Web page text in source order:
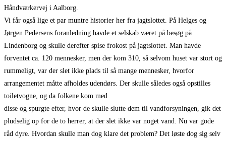
Håndværkervej i Aalborg.
Vi får også lige et par muntre historier her fra jagtslottet. På Helges og
Jørgen Pedersens foranledning havde et selskab været på besøg på
Lindenborg og skulle derefter spise frokost på jagtslottet. Man havde
forventet ca. 120 mennesker, men der kom 310, så selvom huset var stort og
rummeligt, var der slet ikke plads til så mange mennesker, hvorfor
arrangementet måtte afholdes udendørs. Der skulle således også opstilles
toiletvogne, og da folkene kom med
disse og spurgte efter, hvor de skulle slutte dem til vandforsyningen, gik det
pludselig op for de to herrer, at der slet ikke var noget vand. Nu var gode
råd dyre. Hvordan skulle man dog klare det problem? Det løste dog sig selv